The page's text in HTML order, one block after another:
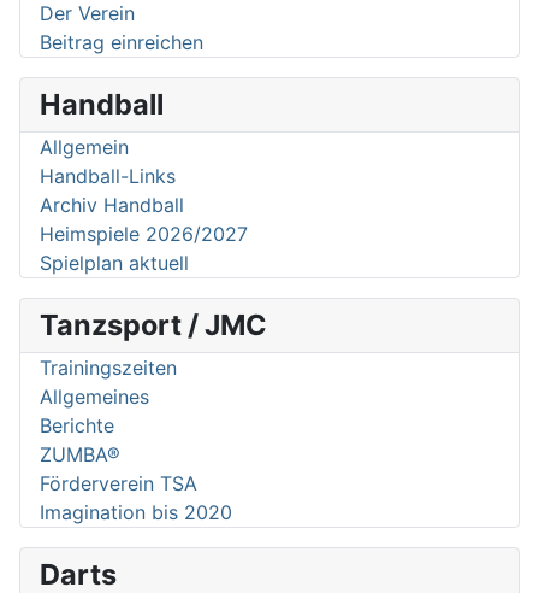
Der Verein
Beitrag einreichen
Handball
Allgemein
Handball-Links
Archiv Handball
Heimspiele 2026/2027
Spielplan aktuell
Tanzsport / JMC
Trainingszeiten
Allgemeines
Berichte
ZUMBA®
Förderverein TSA
Imagination bis 2020
Darts